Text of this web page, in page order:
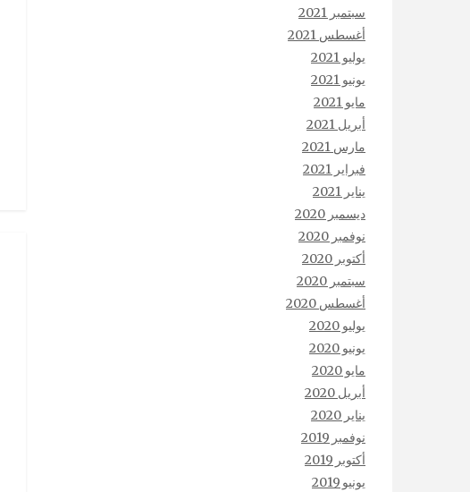
سبتمبر 2021
أغسطس 2021
يوليو 2021
يونيو 2021
مايو 2021
أبريل 2021
مارس 2021
فبراير 2021
يناير 2021
ديسمبر 2020
نوفمبر 2020
أكتوبر 2020
سبتمبر 2020
أغسطس 2020
يوليو 2020
يونيو 2020
مايو 2020
أبريل 2020
يناير 2020
نوفمبر 2019
أكتوبر 2019
يونيو 2019